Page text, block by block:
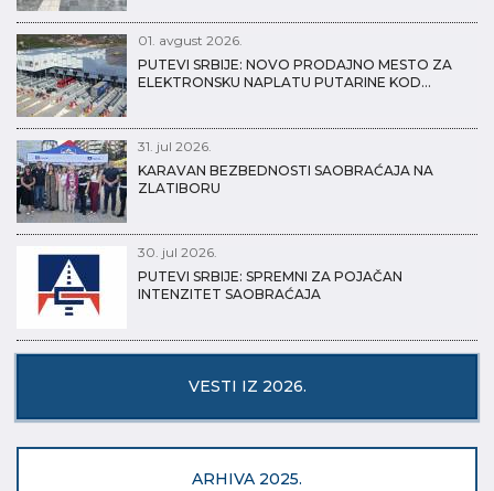
01. avgust 2026.
PUTEVI SRBIJE: NOVO PRODAJNO MESTO ZA
ELEKTRONSKU NAPLATU PUTARINE KOD…
31. jul 2026.
KARAVAN BEZBEDNOSTI SAOBRAĆAJA NA
ZLATIBORU
30. jul 2026.
PUTEVI SRBIJE: SPREMNI ZA POJAČAN
INTENZITET SAOBRAĆAJA
VESTI IZ 2026.
ARHIVA 2025.